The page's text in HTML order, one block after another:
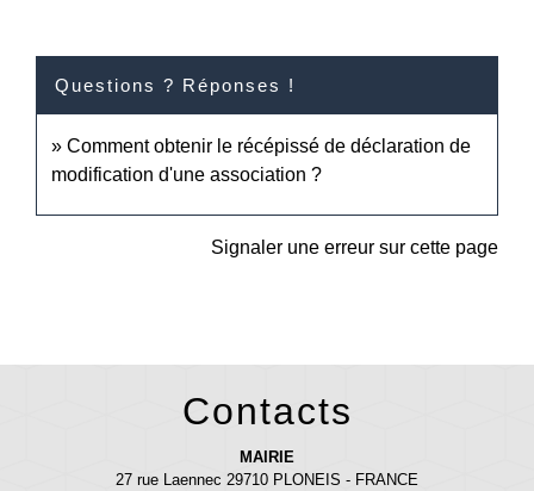
Questions ? Réponses !
Comment obtenir le récépissé de déclaration de
modification d'une association ?
Signaler une erreur sur cette page
Contacts
MAIRIE
27 rue Laennec 29710 PLONEIS - FRANCE